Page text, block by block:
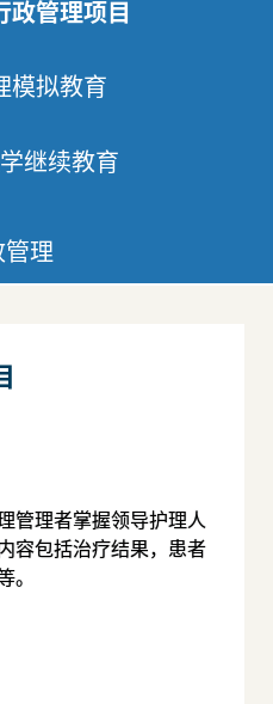
政管理项目
模拟教育
继续教育
理
管理者掌握领导护理人
容包括治疗结果，患者